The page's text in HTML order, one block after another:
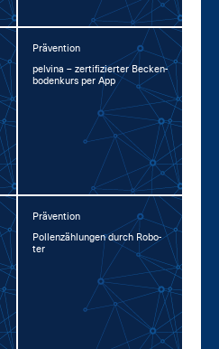
Prävention
pel­vina – zer­ti­fi­zier­ter Be­cken­
bo­den­kurs per App
Prävention
Pol­len­zäh­lun­gen durch Ro­bo­
ter